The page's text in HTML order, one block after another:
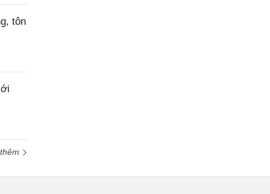
tôn